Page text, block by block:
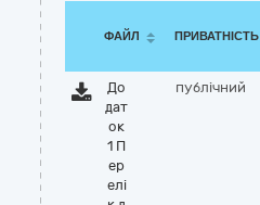
ФАЙЛ ПРИВАТНІСТЬ
До
дат
ок
1 П
ер
елі
публічний